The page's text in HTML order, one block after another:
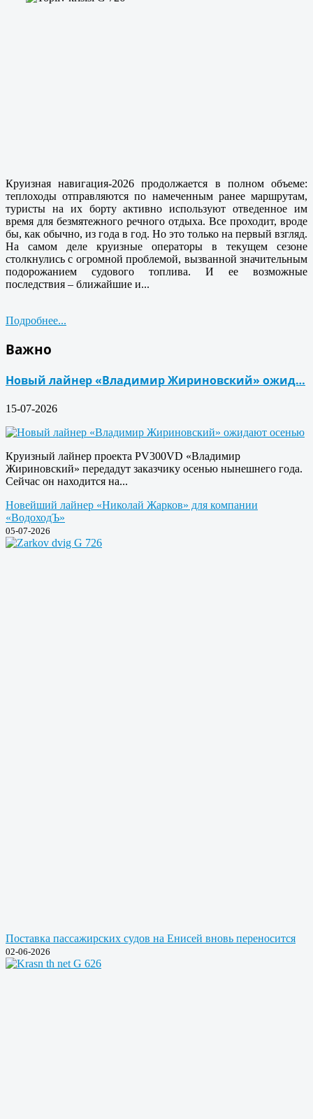
Круизная навигация-2026 продолжается в полном объеме:
теплоходы отправляются по намеченным ранее маршрутам,
туристы на их борту активно используют отведенное им
время для безмятежного речного отдыха. Все проходит, вроде
бы, как обычно, из года в год. Но это только на первый взгляд.
На самом деле круизные операторы в текущем сезоне
столкнулись с огромной проблемой, вызванной значительным
подорожанием судового топлива. И ее возможные
последствия – ближайшие и...
Подробнее...
Важно
Новый лайнер «Владимир Жириновский» ожид…
15-07-2026
Круизный лайнер проекта PV300VD «Владимир
Жириновский» передадут заказчику осенью нынешнего года.
Сейчас он находится на...
Новейший лайнер «Николай Жарков» для компании
«ВодоходЪ»
05-07-2026
Поставка пассажирских судов на Енисей вновь переносится
02-06-2026